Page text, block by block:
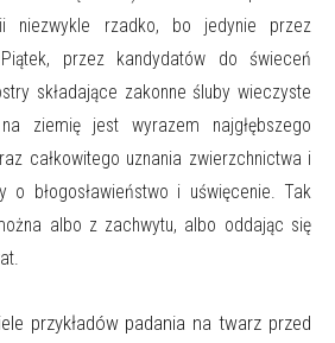
niezwykle rzadko, bo jedynie przez
przez kandydatów do świeceń
składające zakonne śluby wieczyste
ziemię jest wyrazem najgłębszego
całkowitego uznania zwierzchnictwa i
błogosławieństwo i uświęcenie. Tak
albo z zachwytu, albo oddając się
przykładów padania na twarz przed